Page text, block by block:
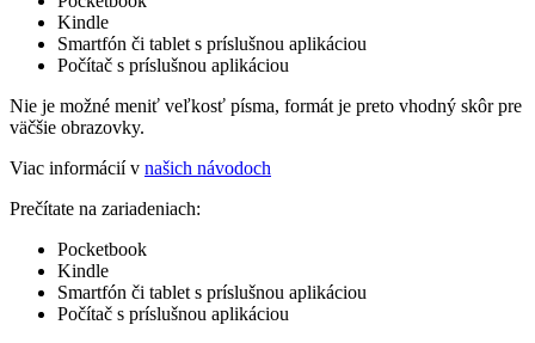
Kindle
Smartfón či tablet s príslušnou aplikáciou
Počítač s príslušnou aplikáciou
Nie je možné meniť veľkosť písma, formát je preto vhodný skôr pre
väčšie obrazovky.
Viac informácií v našich návodoch
Prečítate na zariadeniach:
Pocketbook
Kindle
Smartfón či tablet s príslušnou aplikáciou
Počítač s príslušnou aplikáciou